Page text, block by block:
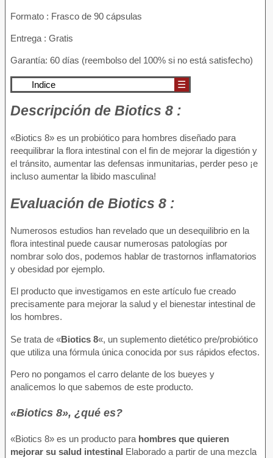
Formato : Frasco de 90 cápsulas
Entrega : Gratis
Garantía: 60 días (reembolso del 100% si no está satisfecho)
Indice ☰
Descripción de Biotics 8 :
«Biotics 8» es un probiótico para hombres diseñado para
reequilibrar la flora intestinal con el fin de mejorar la digestión y
el tránsito, aumentar las defensas inmunitarias, perder peso ¡e
incluso aumentar la libido masculina!
Evaluación de Biotics 8 :
Numerosos estudios han revelado que un desequilibrio en la
flora intestinal puede causar numerosas patologías por
nombrar solo dos, podemos hablar de trastornos inflamatorios
y obesidad por ejemplo.
El producto que investigamos en este artículo fue creado
precisamente para mejorar la salud y el bienestar intestinal de
los hombres.
Se trata de «Biotics 8«, un suplemento dietético pre/probiótico
que utiliza una fórmula única conocida por sus rápidos efectos.
Pero no pongamos el carro delante de los bueyes y
analicemos lo que sabemos de este producto.
«Biotics 8», ¿qué es?
«Biotics 8» es un producto para hombres que quieren
mejorar su salud intestinal Elaborado a partir de una mezcla